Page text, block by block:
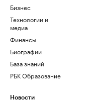
Бизнес
Технологии и
медиа
Финансы
Биографии
База знаний
РБК Образование
Новости